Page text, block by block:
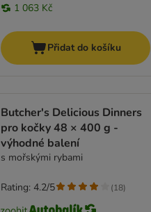
1 063 Kč
Přidat do košíku
Butcher's Delicious Dinners
pro kočky 48 × 400 g -
výhodné balení
s mořskými rybami
Rating: 4.2/5 (18)